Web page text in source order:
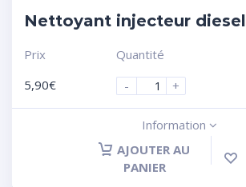
Nettoyant injecteur diesel
Prix
5,90€
Quantité
-
+
Information
AJOUTER AU
PANIER